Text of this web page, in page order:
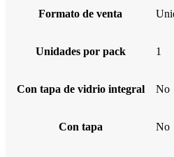
Formato de venta
Unidades por pack 1
Con tapa de vidrio integral No
Con tapa No